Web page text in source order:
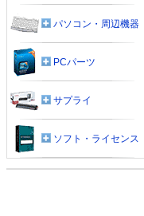
パソコン・周辺機器
PCパーツ
サプライ
ソフト・ライセンス